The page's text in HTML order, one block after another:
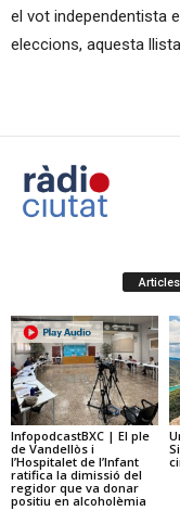
el vot independentista
eleccions, aquesta llista
InfopodcastBXC | El ple
de Vandellòs i
l’Hospitalet de l’Infant
ratifica la dimissió del
regidor que va donar
positiu en alcoholèmia